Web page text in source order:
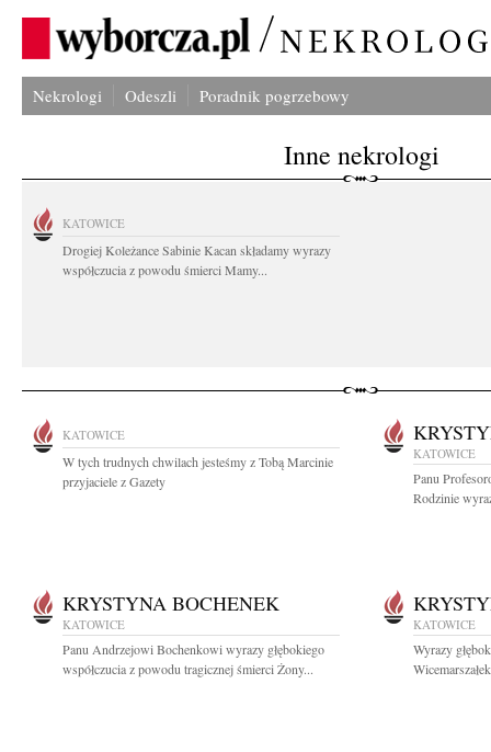
Nekrologi Odeszli Poradnik pogrzebowy
Inne nekrologi
KATOWICE
Drogiej Koleżance Sabinie Kacan składamy wyrazy
współczucia z powodu śmierci Mamy...
KATOWICE
W tych trudnych chwilach jesteśmy z Tobą Marcinie
przyjaciele z Gazety
KATOWICE
Panu
Rodzinie
KRYSTYNA BOCHENEK
KATOWICE
Panu Andrzejowi Bochenkowi wyrazy głębokiego
współczucia z powodu tragicznej śmierci Żony...
KATOWICE
Wyrazy